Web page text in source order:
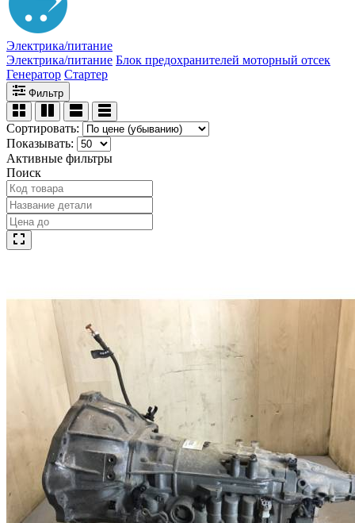
Электрика/питание
Электрика/питание Блок предохранителей моторный отсек
Генератор Стартер
Фильтр
Сортировать:
Показывать:
Активные фильтры
Поиск